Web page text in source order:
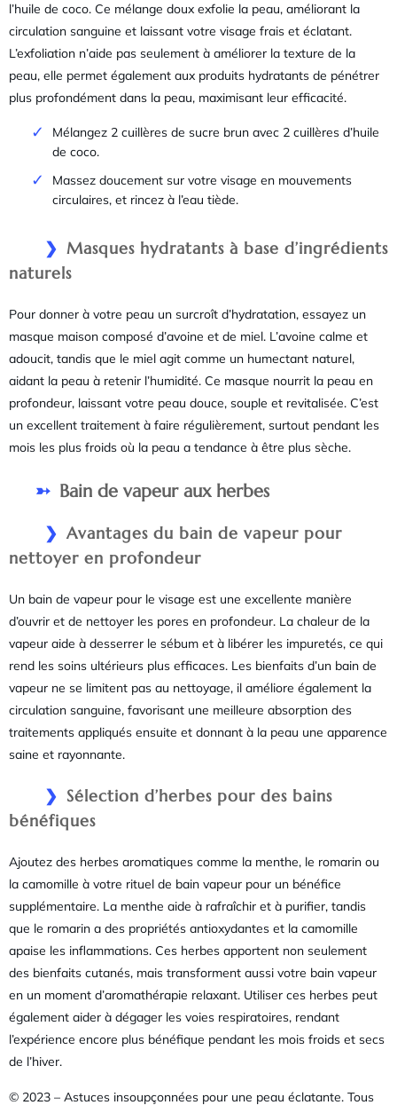
l’huile de coco. Ce mélange doux exfolie la peau, améliorant la
circulation sanguine et laissant votre visage frais et éclatant.
L’exfoliation n’aide pas seulement à améliorer la texture de la
peau, elle permet également aux produits hydratants de pénétrer
plus profondément dans la peau, maximisant leur efficacité.
Mélangez 2 cuillères de sucre brun avec 2 cuillères d’huile
de coco.
Massez doucement sur votre visage en mouvements
circulaires, et rincez à l’eau tiède.
Masques hydratants à base d’ingrédients
naturels
Pour donner à votre peau un surcroît d’hydratation, essayez un
masque maison composé d’avoine et de miel. L’avoine calme et
adoucit, tandis que le miel agit comme un humectant naturel,
aidant la peau à retenir l’humidité. Ce masque nourrit la peau en
profondeur, laissant votre peau douce, souple et revitalisée. C’est
un excellent traitement à faire régulièrement, surtout pendant les
mois les plus froids où la peau a tendance à être plus sèche.
Bain de vapeur aux herbes
Avantages du bain de vapeur pour
nettoyer en profondeur
Un bain de vapeur pour le visage est une excellente manière
d’ouvrir et de nettoyer les pores en profondeur. La chaleur de la
vapeur aide à desserrer le sébum et à libérer les impuretés, ce qui
rend les soins ultérieurs plus efficaces. Les bienfaits d’un bain de
vapeur ne se limitent pas au nettoyage, il améliore également la
circulation sanguine, favorisant une meilleure absorption des
traitements appliqués ensuite et donnant à la peau une apparence
saine et rayonnante.
Sélection d’herbes pour des bains
bénéfiques
Ajoutez des herbes aromatiques comme la menthe, le romarin ou
la camomille à votre rituel de bain vapeur pour un bénéfice
supplémentaire. La menthe aide à rafraîchir et à purifier, tandis
que le romarin a des propriétés antioxydantes et la camomille
apaise les inflammations. Ces herbes apportent non seulement
des bienfaits cutanés, mais transforment aussi votre bain vapeur
en un moment d’aromathérapie relaxant. Utiliser ces herbes peut
également aider à dégager les voies respiratoires, rendant
l’expérience encore plus bénéfique pendant les mois froids et secs
de l’hiver.
© 2023 – Astuces insoupçonnées pour une peau éclatante. Tous